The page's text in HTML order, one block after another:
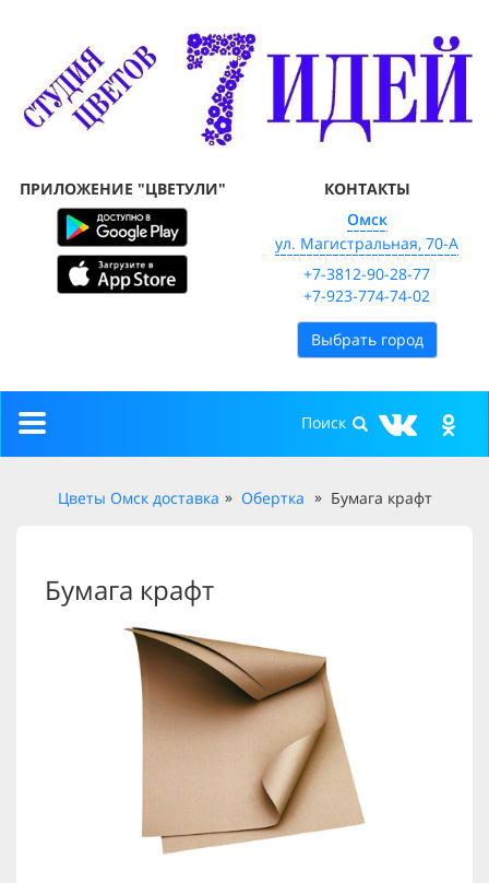
ПРИЛОЖЕНИЕ "ЦВЕТУЛИ"
КОНТАКТЫ
Омск
ул. Магистральная, 70-А
+7-3812-90-28-77
+7-923-774-74-02
Выбрать город
Toggle
Цветы Омск доставка Обертка Бумага крафт
Бумага крафт